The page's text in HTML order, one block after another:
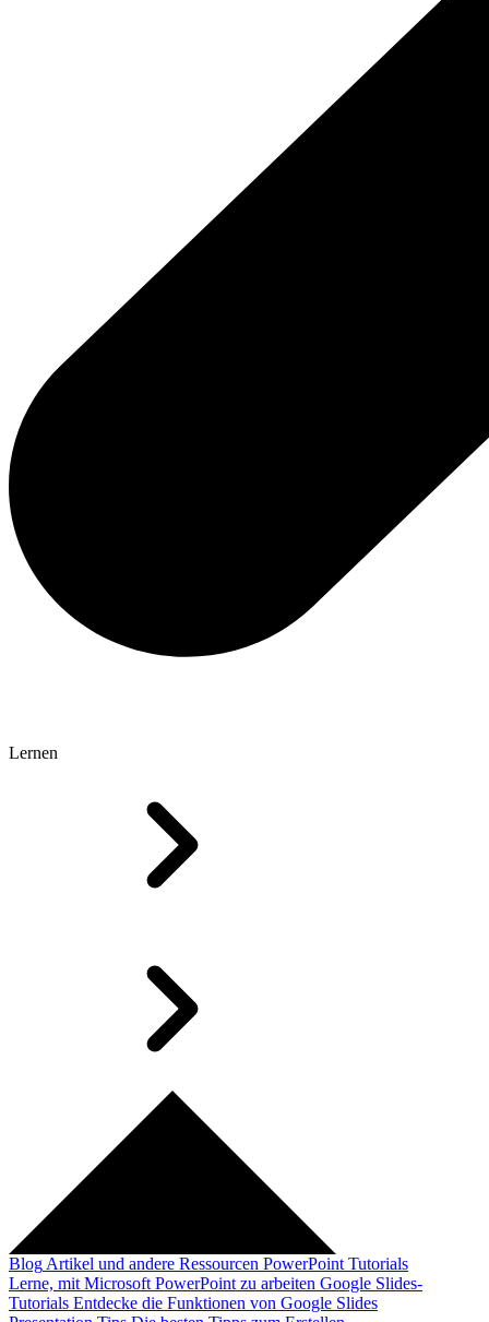
Lernen
Blog Artikel und andere Ressourcen PowerPoint Tutorials
Lerne, mit Microsoft PowerPoint zu arbeiten Google Slides-
Tutorials Entdecke die Funktionen von Google Slides